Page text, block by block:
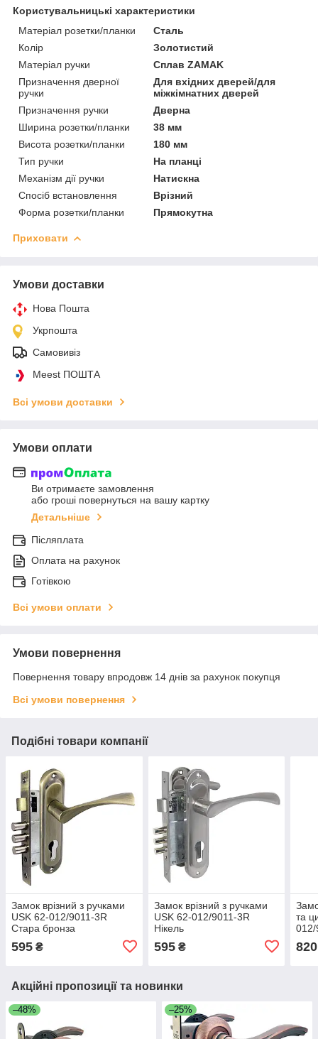
Користувальницькі характеристики
Матеріал розетки/планки
Сталь
Колір
Золотистий
Матеріал ручки
Сплав ZAMAK
Призначення дверної
ручки
Для вхідних дверей/для
міжкімнатних дверей
Призначення ручки
Дверна
Ширина розетки/планки
38 мм
Висота розетки/планки
180 мм
Тип ручки
На планці
Механізм дії ручки
Натискна
Спосіб встановлення
Врізний
Форма розетки/планки
Прямокутна
Приховати
Умови доставки
Нова Пошта
Укрпошта
Самовивіз
Meest ПОШТА
Всі умови доставки
Умови оплати
Ви отримаєте замовлення
або гроші повернуться на вашу картку
Детальніше
Післяплата
Оплата на рахунок
Готівкою
Всі умови оплати
Умови повернення
Повернення товару впродовж 14 днів за рахунок покупця
Всі умови повернення
Подібні товари компанії
Замок врізний з ручками
USK 62-012/9011-3R
Стара бронза
595 ₴
Замок врізний з ручками
USK 62-012/9011-3R
Нікель
595₴
та
012/
820
Акційні пропозиції та новинки
–48% –25%